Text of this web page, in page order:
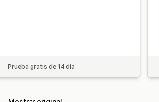
Prueba gratis de 14 día